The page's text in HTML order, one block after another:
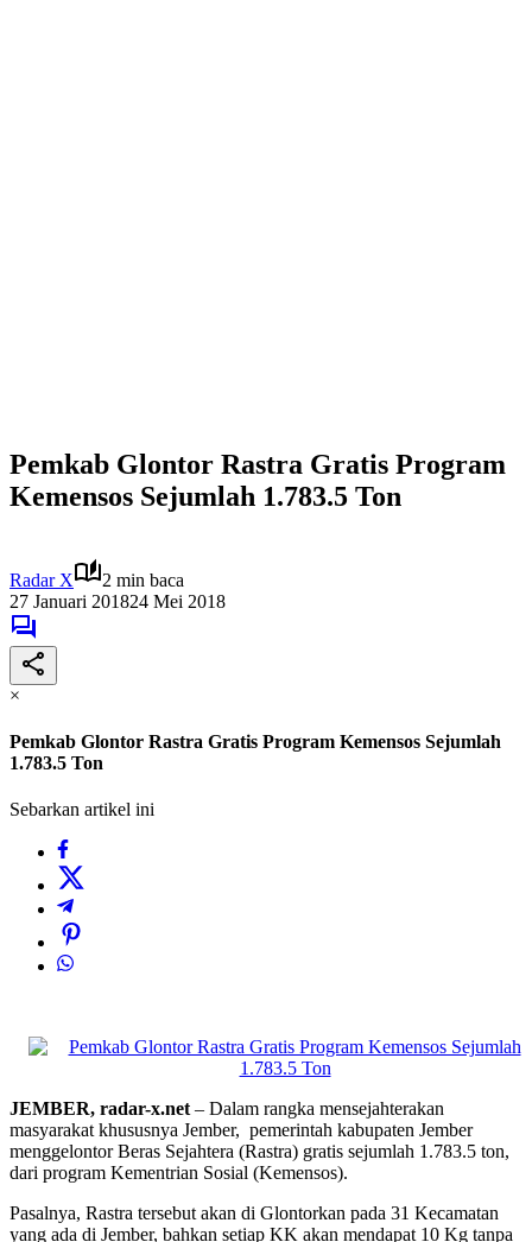
Pemkab Glontor Rastra Gratis Program
Kemensos Sejumlah 1.783.5 Ton
Radar X
2 min baca
27 Januari 201824 Mei 2018
×
Pemkab Glontor Rastra Gratis Program Kemensos Sejumlah
1.783.5 Ton
Sebarkan artikel ini
JEMBER, radar-x.net – Dalam rangka mensejahterakan
masyarakat khususnya Jember, pemerintah kabupaten Jember
menggelontor Beras Sejahtera (Rastra) gratis sejumlah 1.783.5 ton,
dari program Kementrian Sosial (Kemensos).
Pasalnya, Rastra tersebut akan di Glontorkan pada 31 Kecamatan
yang ada di Jember, bahkan setiap KK akan mendapat 10 Kg tanpa